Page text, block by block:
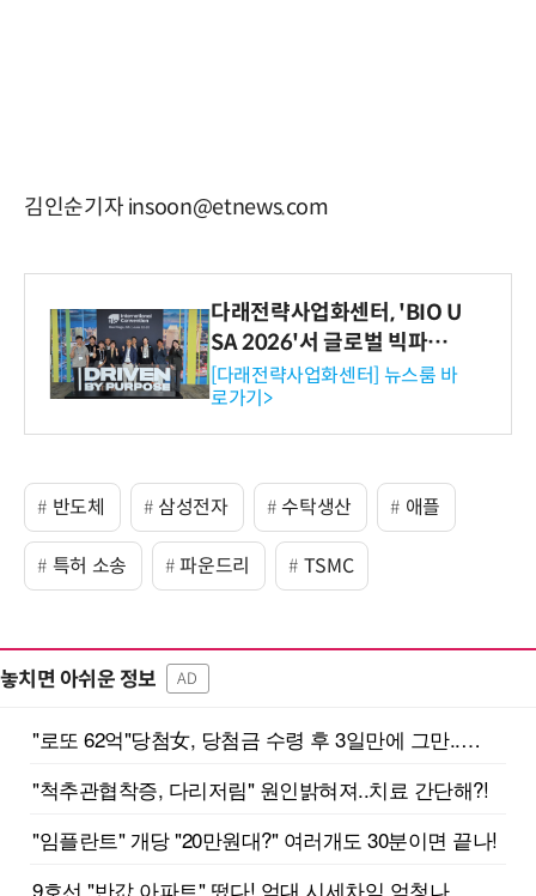
김인순기자 insoon@etnews.com
다래전략사업화센터, 'BIO U
SA 2026'서 글로벌 빅파마
와의 비즈니스 미팅 지원…K
-바이오 해외 진출 교두보 확
보
[다래전략사업화센터] 뉴스룸 바
로가기>
반도체 삼성전자 수탁생산 애플
특허 소송 파운드리 TSMC
놓치면 아쉬운 정보 AD